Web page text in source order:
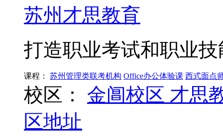
苏州才思教育
打造职业考试和职业
课程： 苏州管理类联考机构 Office办公体验课 西式面点
校区： 金阊校区 才思
区地址